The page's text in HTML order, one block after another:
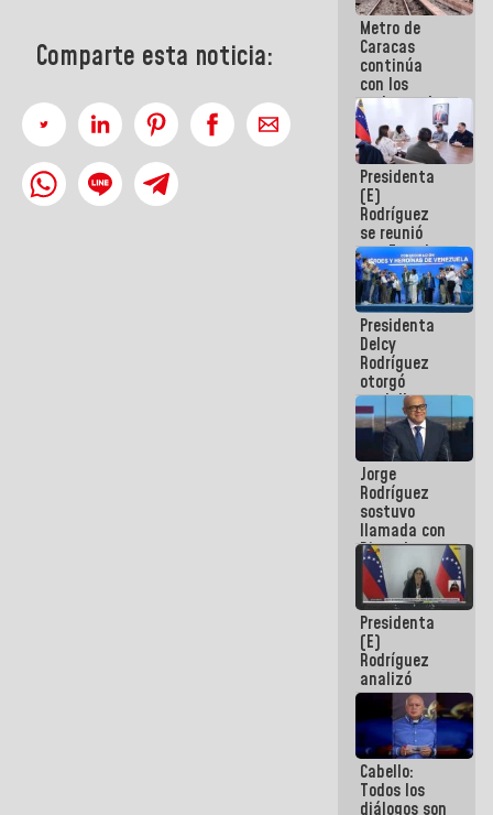
Comparte esta noticia:
Metro de
Caracas
continúa
con los
trabajos de
mantenimiento
e inspección
en la Línea 2
Presidenta
(E)
Rodríguez
se reunió
con Estado
Mayor
Eléctrico
para
abordar
planes de
acción
Presidenta
Delcy
Rodríguez
otorgó
medalla
"Héroe de
Venezuela"
a servidores
públicos
Jorge
Rodríguez
sostuvo
llamada con
Dinorah
Figuera y
acuerdan
primer
encuentro
presencial
para el
diálogo
Presidenta
(E)
Rodríguez
analizó
junto a
gobernadores
planes de
recuperación
del Sistema
Eléctrico
Cabello:
Todos los
diálogos son